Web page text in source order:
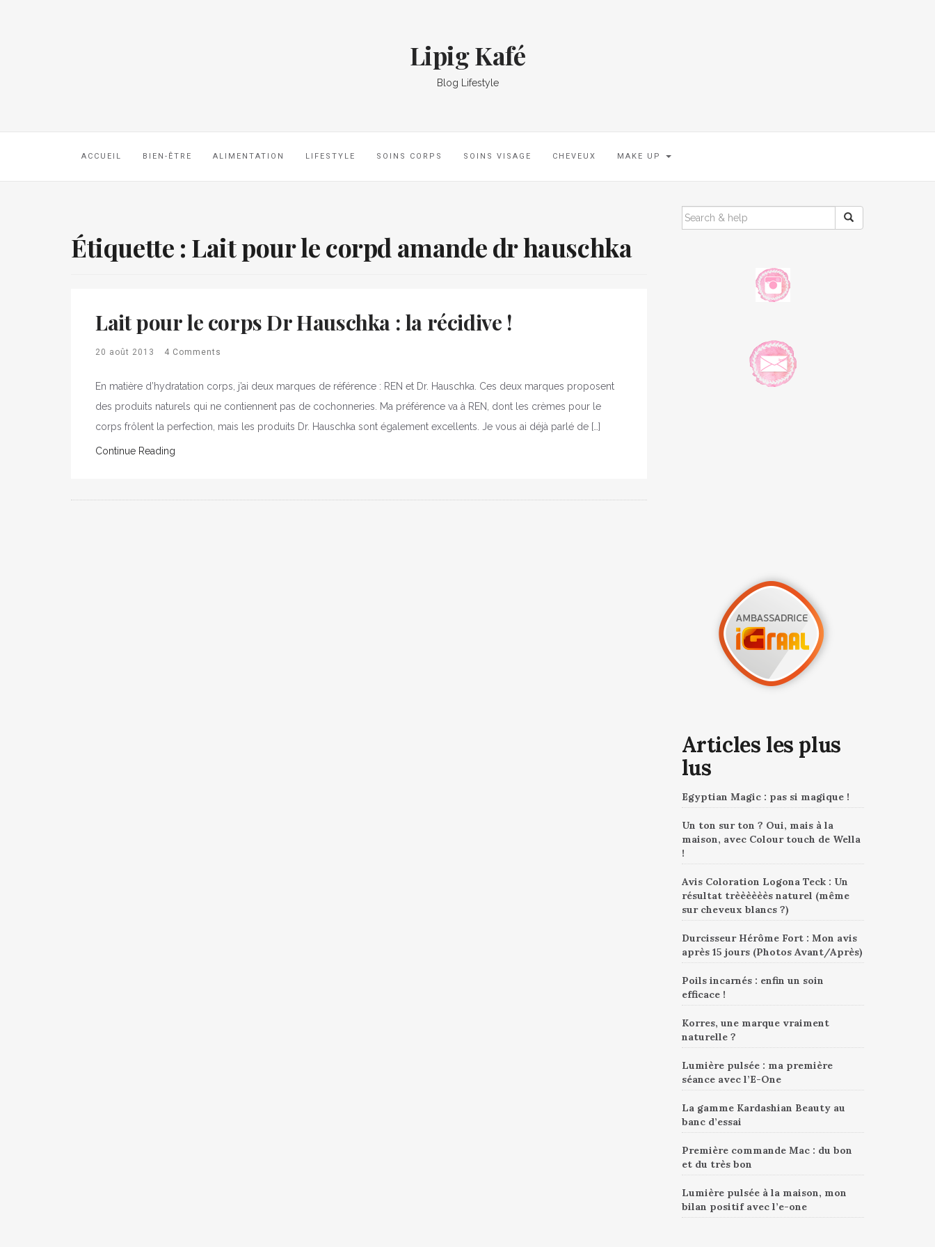
Lipig Kafé
Blog Lifestyle
ACCUEIL BIEN-ÊTRE ALIMENTATION LIFESTYLE SOINS CORPS SOINS VISAGE CHEVEUX MAKE UP
Étiquette : Lait pour le corpd amande dr hauschka
Lait pour le corps Dr Hauschka : la récidive !
20 août 2013 4 Comments
En matière d’hydratation corps, j’ai deux marques de référence : REN et Dr. Hauschka. Ces deux marques proposent
des produits naturels qui ne contiennent pas de cochonneries. Ma préférence va à REN, dont les crèmes pour le
corps frôlent la perfection, mais les produits Dr. Hauschka sont également excellents. Je vous ai déjà parlé de […]
Continue Reading
SEARCH
FOR:
Articles les plus
lus
Egyptian Magic : pas si magique !
Un ton sur ton ? Oui, mais à la
maison, avec Colour touch de Wella
!
Avis Coloration Logona Teck : Un
résultat trèèèèèès naturel (même
sur cheveux blancs ?)
Durcisseur Hérôme Fort : Mon avis
après 15 jours (Photos Avant/Après)
Poils incarnés : enfin un soin
efficace !
Korres, une marque vraiment
naturelle ?
Lumière pulsée : ma première
séance avec l’E-One
La gamme Kardashian Beauty au
banc d’essai
Première commande Mac : du bon
et du très bon
Lumière pulsée à la maison, mon
bilan positif avec l’e-one